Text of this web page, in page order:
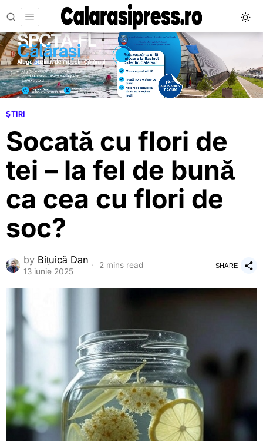
ȘTIRI
Socată cu flori de
tei – la fel de bună
ca cea cu flori de
soc?
by Bițuică Dan
13 iunie 2025
2 mins read SHARE